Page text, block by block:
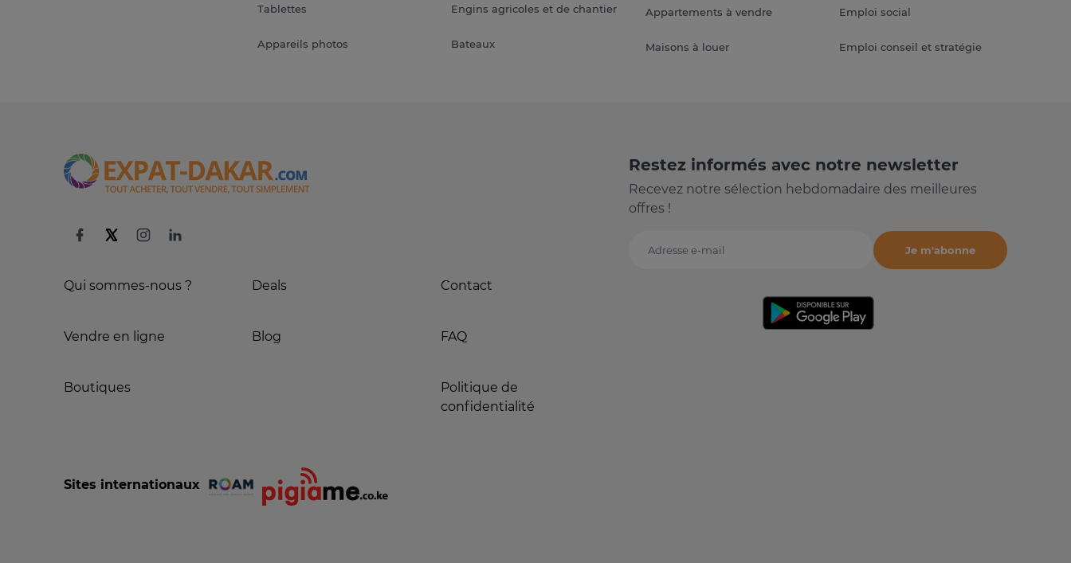
Tablettes
Appareils photos
Engins agricoles et de chantier
Bateaux
Appartements à vendre
Maisons à louer
Emploi social
Emploi conseil et stratégie
Qui sommes-nous ?
Vendre en ligne
Boutiques
Deals
Blog
Contact
FAQ
Politique de
confidentialité
Restez informés avec notre newsletter
Recevez notre sélection hebdomadaire des meilleures
offres !
Adresse e-mail
Je m'abonne
Sites internationaux